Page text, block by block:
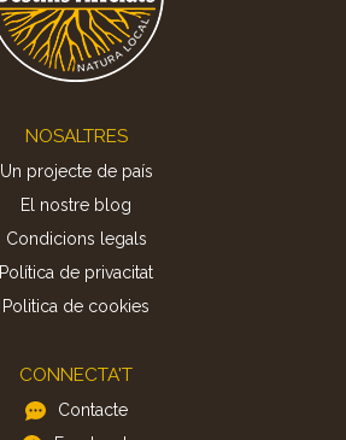
NOSALTRES
Un projecte de país
El nostre blog
Condicions legals
Política de privacitat
Politica de cookies
CONNECTA'T
Contacte